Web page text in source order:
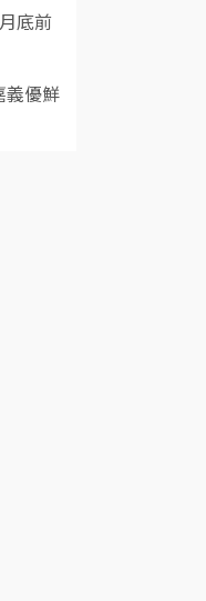
底前
優鮮